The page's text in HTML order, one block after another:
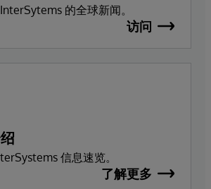
的全球新闻。
访问
信息速览。
了解更多